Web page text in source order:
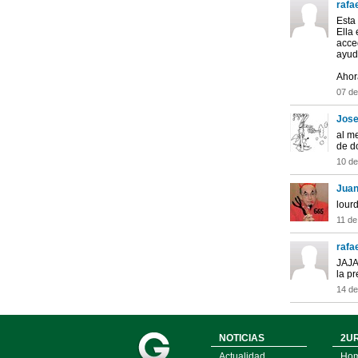
Ella
07
al
de
10
11
la
14
NOTICIAS